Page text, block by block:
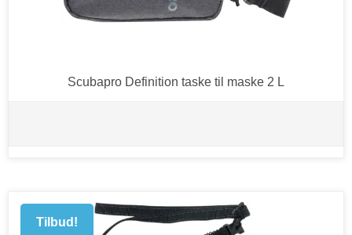
Scubapro Definition taske til maske 2 L
Tilbud!